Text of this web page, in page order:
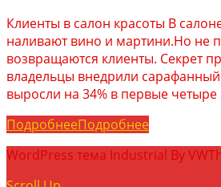
Клиенты в салон красоты В
наливают вино и мартини.Но не
возвращаются клиенты. Секрет
владельцы внедрили
выросли на 34% в первые четыре
ПодробнееПодробнее
WordPress тема Industrial By